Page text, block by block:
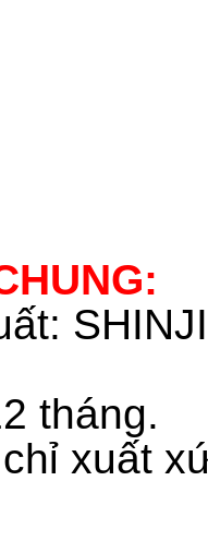
tháng.
xuất